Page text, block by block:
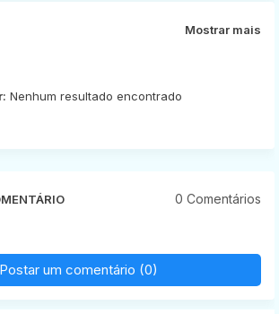
Mostrar mais
Nenhum resultado encontrado
0 Comentários
Postar um comentário (0)